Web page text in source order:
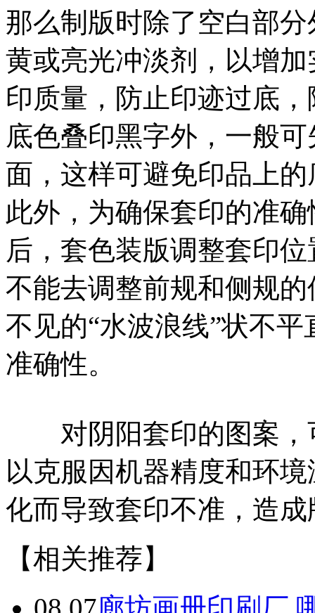
那么制版时除了空白部
黄或亮光冲淡剂，以增
印质量，防止印迹过底
底色叠印黑字外，一般
面，这样可避免印品上
此外，为确保套印的准
后，套色装版调整套印
不能去调整前规和侧规
不见的“水波浪线”状不
准确性。
对阴阳套印的图案，
以克服因机器精度和环
化而导致套印不准，造
【相关推荐】